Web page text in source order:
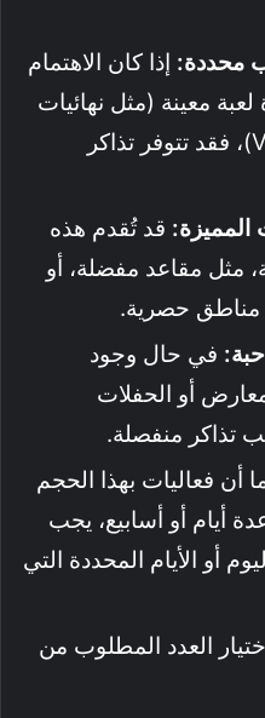
محددة: إذا كان الاهتمام
معينة (مثل نهائيات
Dota 2 أو Valorant)، فقد تتوفر تذاكر
قد تُقدم هذه
مثل مقاعد مفضلة، أو
مناطق حصرية.
في حال وجود
أو الحفلات
تذاكر منفصلة.
أن فعاليات بهذا الحجم
أيام أو أسابيع، يجب
أو الأيام المحددة التي
العدد المطلوب من